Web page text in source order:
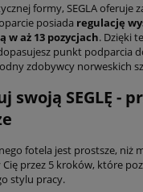
formy, SEGLA oferuje
posiada regulację
w aż 13 pozycjach. Dzięki
punkt podparcia
zdobywcy norweskich
swoją SEGLĘ -
fotela jest prostsze, niż
przez 5 kroków, które
stylu pracy.